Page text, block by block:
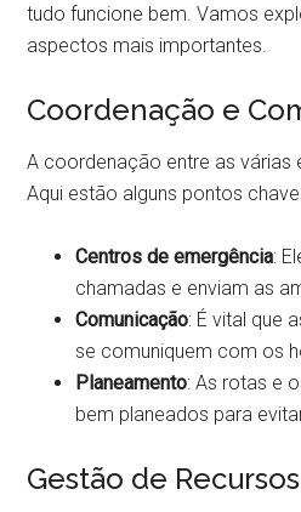
tudo funcione bem. Vamos
aspectos mais importantes.
Coordenação e
A coordenação entre as várias
Aqui estão alguns pontos
Centros de emergência:
chamadas e enviam as
Comunicação: É vital que
se comuniquem com os
Planeamento: As rotas e
bem planeados para
Gestão de Recursos